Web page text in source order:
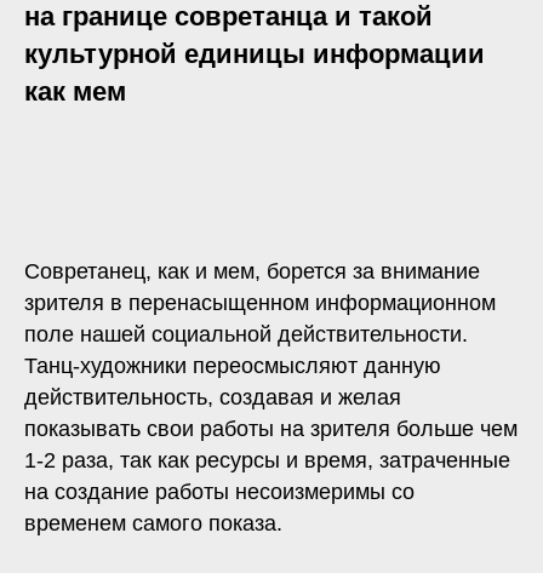
на границе совретанца и такой
культурной единицы информации
как мем
Совретанец, как и мем, борется за внимание
зрителя в перенасыщенном информационном
поле нашей социальной действительности.
Танц-художники переосмысляют данную
действительность, создавая и желая
показывать свои работы на зрителя больше чем
1-2 раза, так как ресурсы и время, затраченные
на создание работы несоизмеримы со
временем самого показа.